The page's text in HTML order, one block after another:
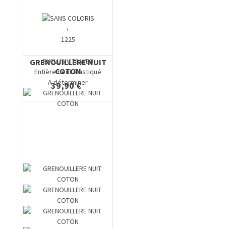
+
1225
GRENOUILLERE NUIT
COTON
39,90 €
EXCLUSIVITE WEB
Entièrement élastiqué
A déterminer